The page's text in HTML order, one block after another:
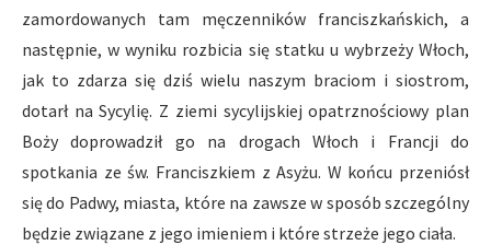
zamordowanych tam męczenników franciszkańskich, a
następnie, w wyniku rozbicia się statku u wybrzeży Włoch,
jak to zdarza się dziś wielu naszym braciom i siostrom,
dotarł na Sycylię. Z ziemi sycylijskiej opatrznościowy plan
Boży doprowadził go na drogach Włoch i Francji do
spotkania ze św. Franciszkiem z Asyżu. W końcu przeniósł
się do Padwy, miasta, które na zawsze w sposób szczególny
będzie związane z jego imieniem i które strzeże jego ciała.